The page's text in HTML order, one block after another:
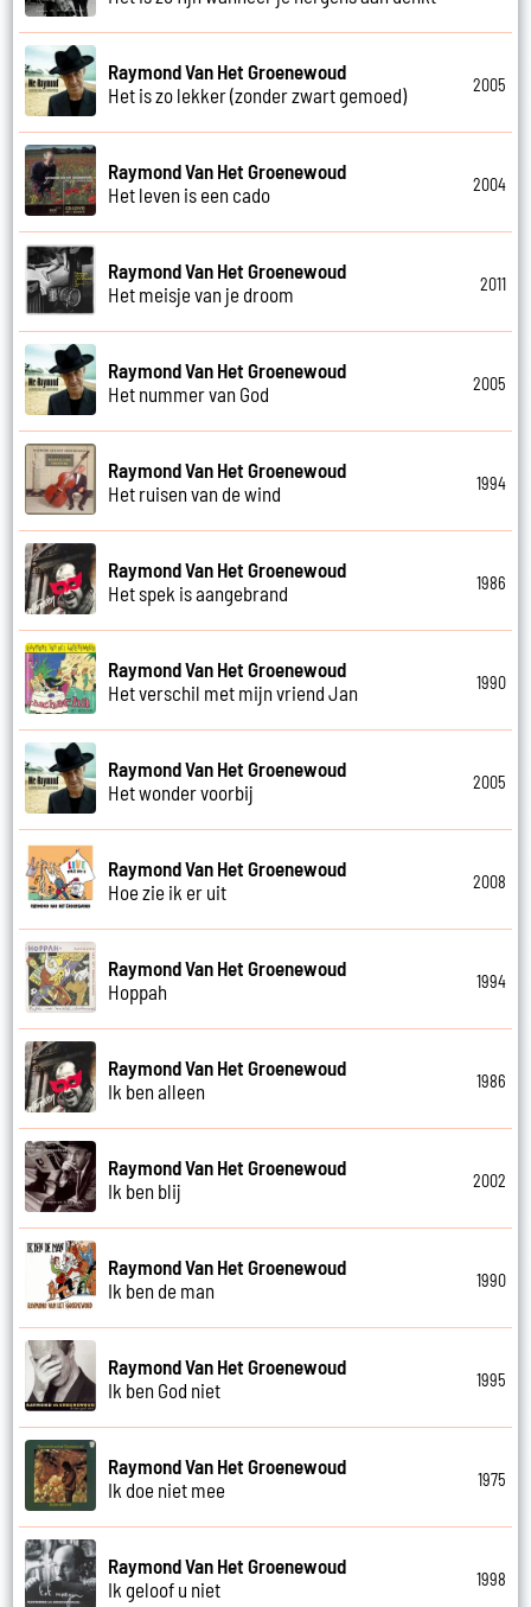
Raymond Van Het Groenewoud
Het is zo lekker (zonder zwart gemoed)
2005
Raymond Van Het Groenewoud
Het leven is een cado
2004
Raymond Van Het Groenewoud
Het meisje van je droom
2011
Raymond Van Het Groenewoud
Het nummer van God
2005
Raymond Van Het Groenewoud
Het ruisen van de wind
1994
Raymond Van Het Groenewoud
Het spek is aangebrand
1986
Raymond Van Het Groenewoud
Het verschil met mijn vriend Jan
1990
Raymond Van Het Groenewoud
Het wonder voorbij
2005
Raymond Van Het Groenewoud
Hoe zie ik er uit
2008
Raymond Van Het Groenewoud
Hoppah
1994
Raymond Van Het Groenewoud
Ik ben alleen
1986
Raymond Van Het Groenewoud
Ik ben blij
2002
Raymond Van Het Groenewoud
Ik ben de man
1990
Raymond Van Het Groenewoud
Ik ben God niet
1995
Raymond Van Het Groenewoud
Ik doe niet mee
1975
Raymond Van Het Groenewoud
Ik geloof u niet
1998